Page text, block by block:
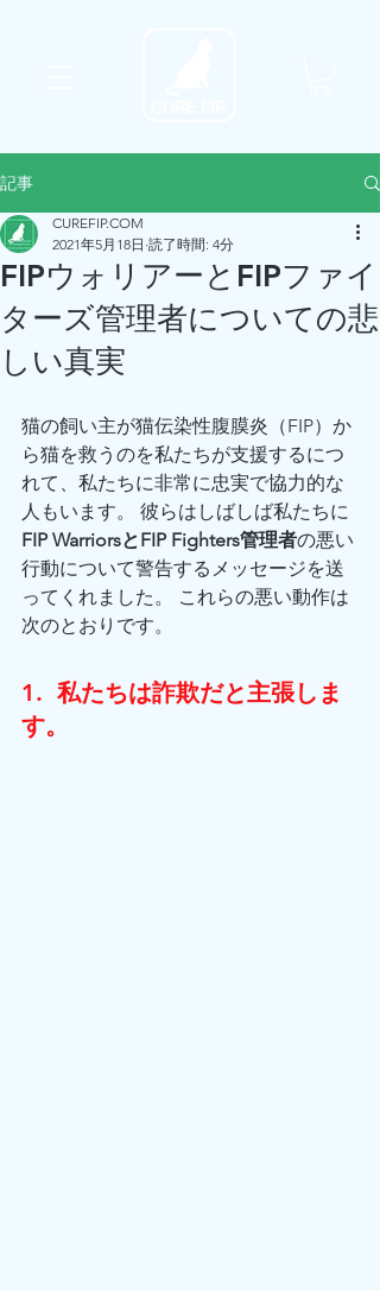
記事
FIPウォリアーとFIPファイ
ターズ管理者についての悲
しい真実
CUREFIP.COM
2021年5月18日 読了時間: 4分
猫の飼い主が猫伝染性腹膜炎（FIP）か
ら猫を救うのを私たちが支援するにつ
れて、私たちに非常に忠実で協力的な
人もいます。 彼らはしばしば私たちに
FIP WarriorsとFIP Fighters管理者の悪い
行動について警告するメッセージを送
ってくれました。 これらの悪い動作は
次のとおりです。
1.  私たちは詐欺だと主張しま
す。